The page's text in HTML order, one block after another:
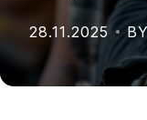
28.11.2025